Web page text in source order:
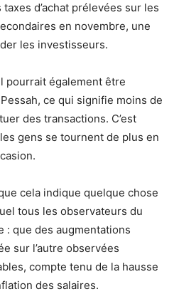
d’achat prélevées sur les
en novembre, une
les investisseurs.
pourrait également être
ce qui signifie moins de
des transactions. C’est
gens se tournent de plus en
cela indique quelque chose
tous les observateurs du
: que des augmentations
sur l’autre observées
compte tenu de la hausse
des salaires.